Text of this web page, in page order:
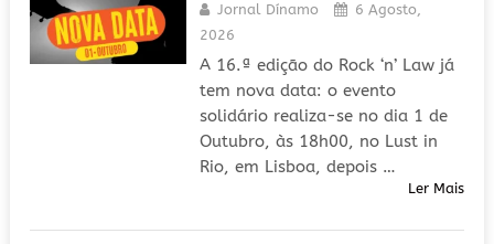
Jornal Dínamo
6 Agosto,
2026
A 16.ª edição do Rock ‘n’ Law já
tem nova data: o evento
solidário realiza-se no dia 1 de
Outubro, às 18h00, no Lust in
Rio, em Lisboa, depois …
Ler Mais